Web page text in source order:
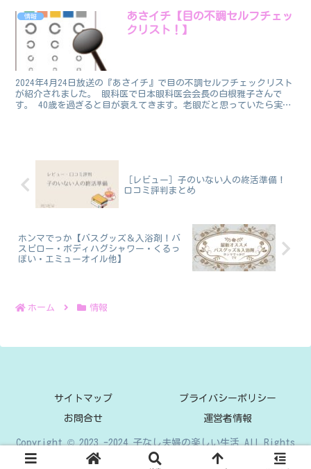
情報
あさイチ【目の不調セルフチェッ
クリスト！】
2024年4月24日放送の『あさイチ』で目の不調セルフチェックリスト
が紹介されました。 眼科医で日本眼科医会会長の白根雅子さんで
す。 40歳を過ぎると目が衰えてきます。老眼だと思っていたら実は
［レビュー］子のいない人の終活準備！
口コミ評判まとめ
ホンマでっか【バスグッズ＆入浴剤！バ
スピロー・ボディハグシャワー・くるっ
ぽい・エミューオイル他】
ホーム 情報
サイトマップ プライバシーポリシー
お問合せ 運営者情報
Copyright © 2023 -2024 子なし夫婦の楽しい生活 All Rights
Reserved.